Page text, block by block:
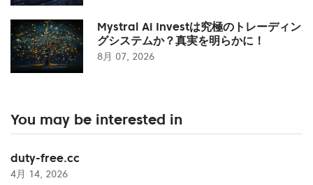
Mystral Ai Investは究極のトレーディン
グシステムか？真実を明らかに！
8月 07, 2026
You may be interested in
duty-free.cc
4月 14, 2026